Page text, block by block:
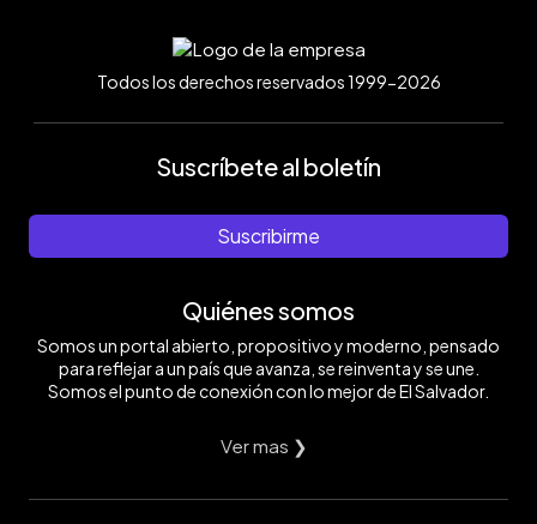
Todos los derechos reservados 1999-2026
Suscríbete al boletín
Suscribirme
Quiénes somos
Somos un portal abierto, propositivo y moderno, pensado
para reflejar a un país que avanza, se reinventa y se une.
Somos el punto de conexión con lo mejor de El Salvador.
Ver mas ❯